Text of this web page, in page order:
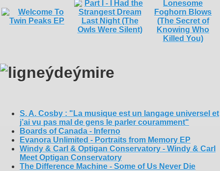
S. A. Cosby : "La musique est un langage universel et
j’ai vu pas mal de gens le parler couramment"
Boards of Canada - Inferno
Evanora Unlimited - Portraits from Memory EP
Windy & Carl & Optigan Conservatory - Windy & Carl
Meet Optigan Conservatory
The Difference Machine - Some of Us Never Die